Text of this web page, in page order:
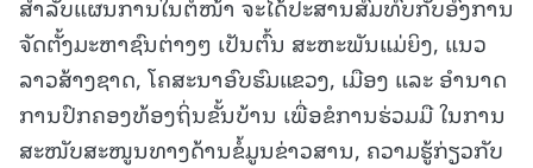
ສຳລັບແຜນການໃນຕໍ່ໜ້າ ຈະໄດ້ປະສານສົມທົບກັບອົງການ
ຈັດຕັ້ງມະຫາຊົນຕ່າງໆ ເປັນຕົ້ນ ສະຫະພັນແມ່ຍິງ, ແນວ
ລາວສ້າງຊາດ, ໂຄສະນາອົບຮົມແຂວງ, ເມືອງ ແລະ ອຳນາດ
ການປົກຄອງທ້ອງຖິ່ນຂັ້ນບ້ານ ເພື່ອຂໍການຮ່ວມມື ໃນການ
ສະໜັບສະໜູນທາງດ້ານຂໍ້ມູນຂ່າວສານ, ຄວາມຮູ້ກ່ຽວກັບ